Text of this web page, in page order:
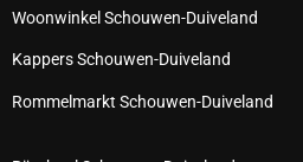
Woonwinkel Schouwen-Duiveland
Kappers Schouwen-Duiveland
Rommelmarkt Schouwen-Duiveland